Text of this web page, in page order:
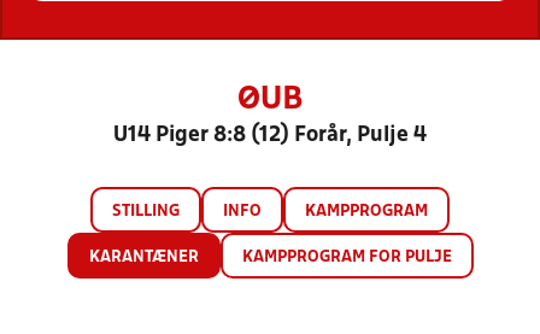
ØUB
U14 Piger 8:8 (12) Forår, Pulje 4
STILLING INFO KAMPPROGRAM
KARANTÆNER KAMPPROGRAM FOR PULJE